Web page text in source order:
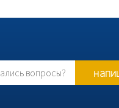
вопросы?